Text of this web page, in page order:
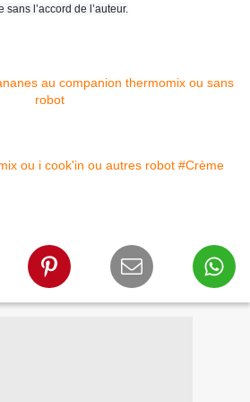
l’accord de l’auteur.
ou i cook'in ou autres robot #Crème